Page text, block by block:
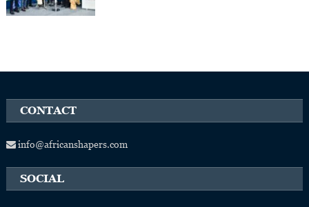
CONTACT
info@africanshapers.com
SOCIAL